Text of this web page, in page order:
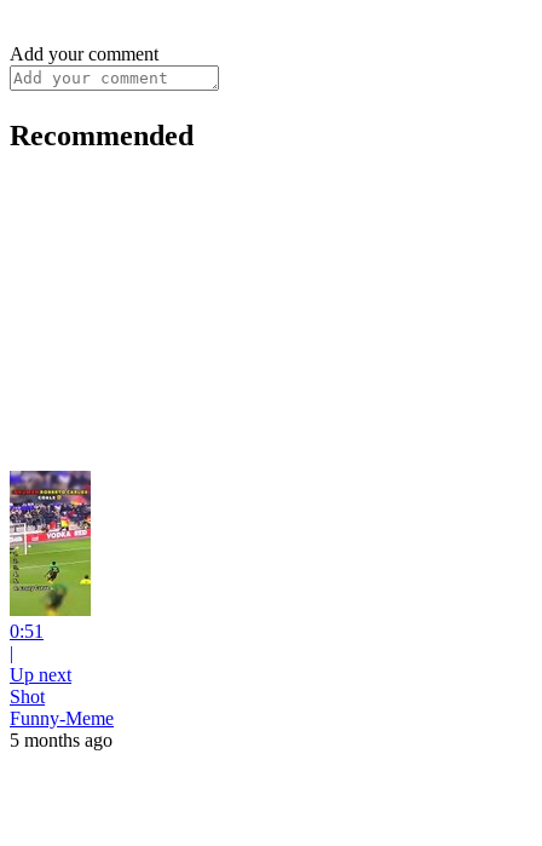
Add your comment
Recommended
0:51
|
Up next
Shot
Funny-Meme
5 months ago